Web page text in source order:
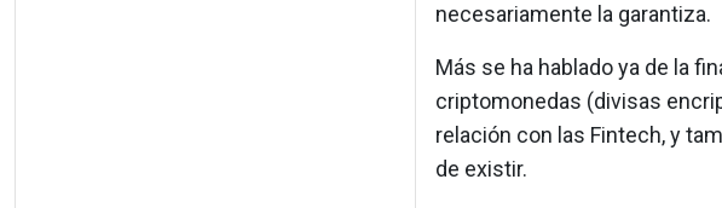
necesariamente la garantiza.
Más se ha hablado ya de la
criptomonedas (divisas
relación con las Fintech, y
de existir.